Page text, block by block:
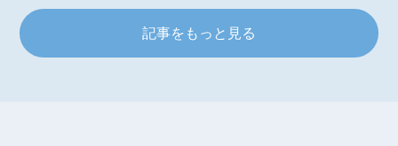
記事をもっと見る